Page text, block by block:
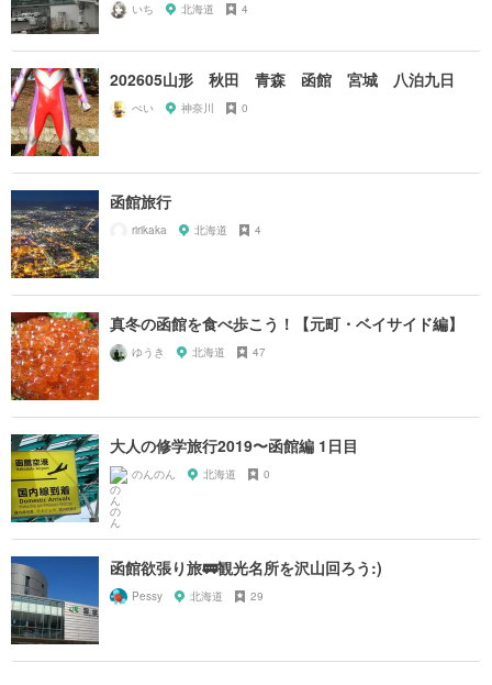
いち 北海道 4
202605山形 秋田 青森 函館 宮城 八泊九日
ぺい 神奈川 0
函館旅行
ririkaka 北海道 4
真冬の函館を食べ歩こう！【元町・ベイサイド編】
ゆうき 北海道 47
大人の修学旅行2019〜函館編 1日目
のんのん 北海道 0
函館欲張り旅🚃観光名所を沢山回ろう:)
Pessy 北海道 29